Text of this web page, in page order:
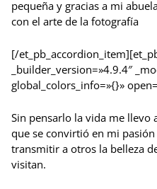
pequeña y gracias a mi
con el arte de la fotografía
[/
_builder_version=»4.9.4″
global_colors_info=»{}»
Sin pensarlo la vida me llevo
que se convirtió en mi
transmitir a otros la belleza
visitan.